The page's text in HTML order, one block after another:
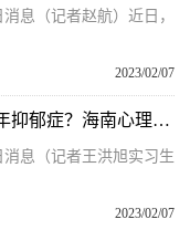
息（记者赵航）近日，
2023/02/07
健康科普丨家长如何识别和面对青少年抑郁症？海南心理专家：倾听接纳寻求专业治疗
息（记者王洪旭实习生
2023/02/07